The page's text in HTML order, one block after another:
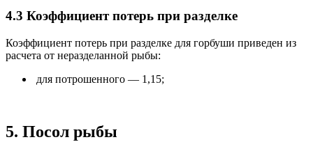
4.3 Коэффициент потерь при разделке
Коэффициент потерь при разделке для горбуши приведен из
расчета от неразделанной рыбы:
для потрошенного — 1,15;
5. Посол рыбы